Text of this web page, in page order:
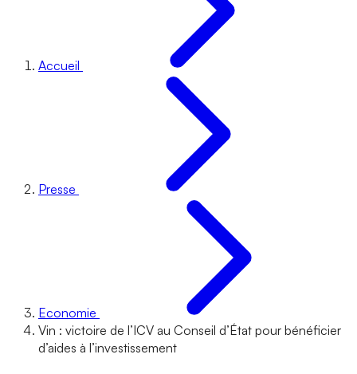
Accueil
Presse
Economie
Vin : victoire de l’ICV au Conseil d’État pour bénéficier
d’aides à l’investissement